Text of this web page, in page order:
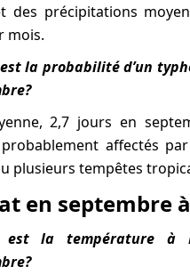
des précipitations
mois.
la probabilité d’un
2,7 jours en
affectés
plusieurs tempêtes
en septembre
est la température à